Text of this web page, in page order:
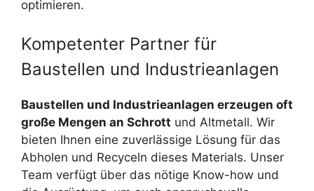
optimieren.
Kompetenter Partner für
Baustellen und Industrieanlagen
Baustellen und Industrieanlagen erzeugen oft
große Mengen an Schrott und Altmetall. Wir
bieten Ihnen eine zuverlässige Lösung für das
Abholen und Recyceln dieses Materials. Unser
Team verfügt über das nötige Know-how und